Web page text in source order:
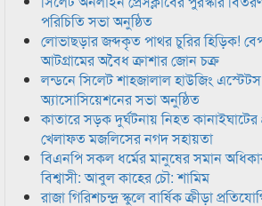
পরিচিতি সভা অনুষ্ঠিত
লোভাছড়ার জব্দকৃত পাথর চুরির হিড়িক!
আটগ্রামের অবৈধ ক্রাশার জোন চক্র
লন্ডনে সিলেট শাহজালাল হাউজিং
অ্যাসোসিয়েশনের সভা অনুষ্ঠিত
কাতারে সড়ক দুর্ঘটনায় নিহত কানাইঘাটের
খেলাফত মজলিসের নগদ সহায়তা
বিএনপি সকল ধর্মের মানুষের সমান
বিশ্বাসী: আবুল কাহের চৌ: শামিম
রাজা গিরিশচন্দ্র স্কুলে বার্ষিক ক্রীড়া